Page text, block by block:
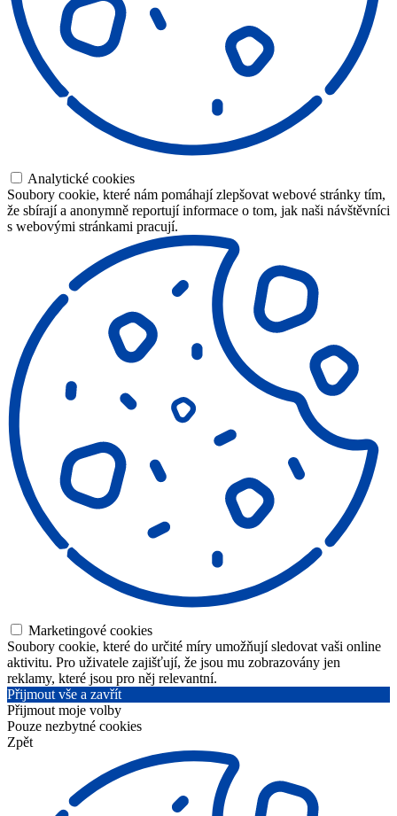
Analytické cookies
Soubory cookie, které nám pomáhají zlepšovat webové stránky tím,
že sbírají a anonymně reportují informace o tom, jak naši návštěvníci
s webovými stránkami pracují.
Marketingové cookies
Soubory cookie, které do určité míry umožňují sledovat vaši online
aktivitu. Pro uživatele zajišťují, že jsou mu zobrazovány jen
reklamy, které jsou pro něj relevantní.
Přijmout vše a zavřít
Přijmout moje volby
Pouze nezbytné cookies
Zpět